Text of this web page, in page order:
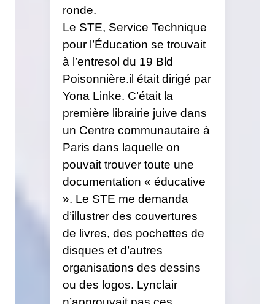
ronde.
Le STE, Service Technique
pour l’Éducation se trouvait
à l’entresol du 19 Bld
Poisonnière.il était dirigé par
Yona Linke. C’était la
première librairie juive dans
un Centre communautaire à
Paris dans laquelle on
pouvait trouver toute une
documentation « éducative
». Le STE me demanda
d’illustrer des couvertures
de livres, des pochettes de
disques et d’autres
organisations des dessins
ou des logos. Lynclair